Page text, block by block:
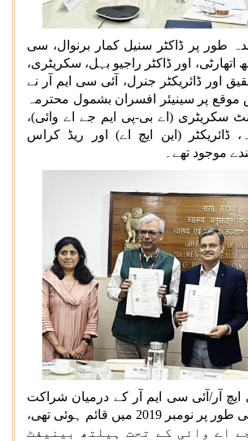
طور پر ڈاکٹر سنیل کمار برنوال، سی
اتھارٹی، اور ڈاکٹر راجیو بہل، سکریٹری،
اور ڈائریکٹر جنرل، آئی سی ایم آر نے
پر سینیئر افسران بشمول محترمہ
سکریٹری (اے بی-پی ایم جے اے وائی)،
ڈائریکٹر (این ایچ اے) اور ریڈ کراس
موجود تھے۔
ایچ آر/ آئی سی ایم آر کے درمیان شراکت
داری نے، جو ابتدائی طور پر نومبر 2019 میں قائم ہوئی تھی،
اے وائی کے تحت ہیلتھ بینیفٹ